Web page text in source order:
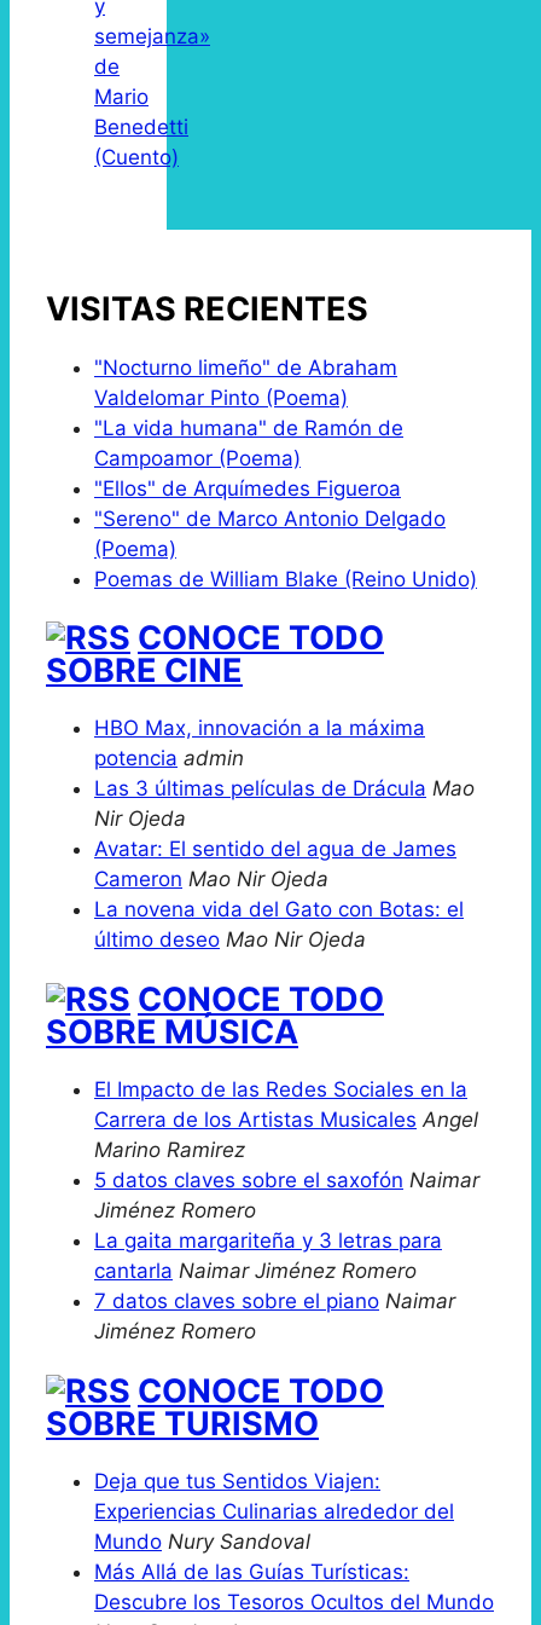
y
semejanza»
de
Mario
Benedetti
(Cuento)
VISITAS RECIENTES
"Nocturno limeño" de Abraham
Valdelomar Pinto (Poema)
"La vida humana" de Ramón de
Campoamor (Poema)
"Ellos" de Arquímedes Figueroa
"Sereno" de Marco Antonio Delgado
(Poema)
Poemas de William Blake (Reino Unido)
CONOCE TODO
SOBRE CINE
HBO Max, innovación a la máxima
potencia admin
Las 3 últimas películas de Drácula Mao
Nir Ojeda
Avatar: El sentido del agua de James
Cameron Mao Nir Ojeda
La novena vida del Gato con Botas: el
último deseo Mao Nir Ojeda
CONOCE TODO
SOBRE MÚSICA
El Impacto de las Redes Sociales en la
Carrera de los Artistas Musicales Angel
Marino Ramirez
5 datos claves sobre el saxofón Naimar
Jiménez Romero
La gaita margariteña y 3 letras para
cantarla Naimar Jiménez Romero
7 datos claves sobre el piano Naimar
Jiménez Romero
CONOCE TODO
SOBRE TURISMO
Deja que tus Sentidos Viajen:
Experiencias Culinarias alrededor del
Mundo Nury Sandoval
Más Allá de las Guías Turísticas:
Descubre los Tesoros Ocultos del Mundo